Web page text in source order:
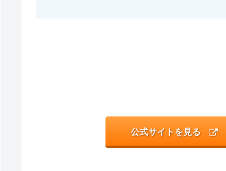
公式サイトを見る